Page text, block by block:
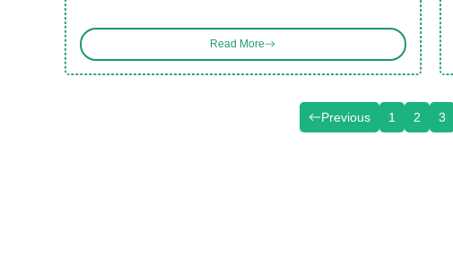
Read More
Previous 1 2 3